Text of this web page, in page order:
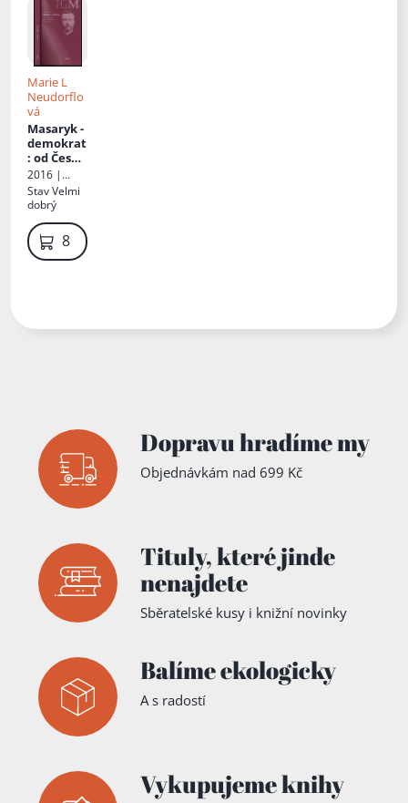
Marie L
Neudorflo
vá
Masaryk -
demokrat
: od České
otázky k
ženském
u hnutí a
Nové
Evropě
2016 |
Novela
bohemica
StavVelmi
dobrý
89 Kč
Dopravu hradíme my
Objednávkám nad 699 Kč
Tituly,které jinde
nenajdete
Sběratelské kusy i knižní novinky
Balíme ekologicky
A s radostí
Vykupujeme knihy